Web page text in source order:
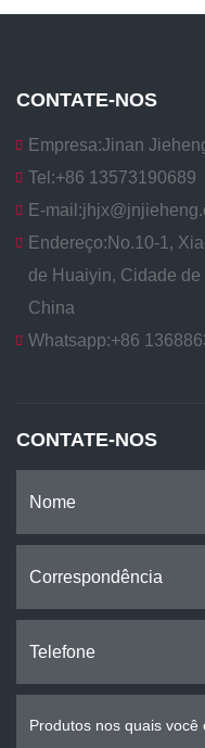
CONTATE-NOS
Empresa:Jinan
Tel:+86 13573190689
E-mail:
Endereço:No.10-1,
de Huaiyin, Cidade
China
Whatsapp:+86
CONTATE-NOS